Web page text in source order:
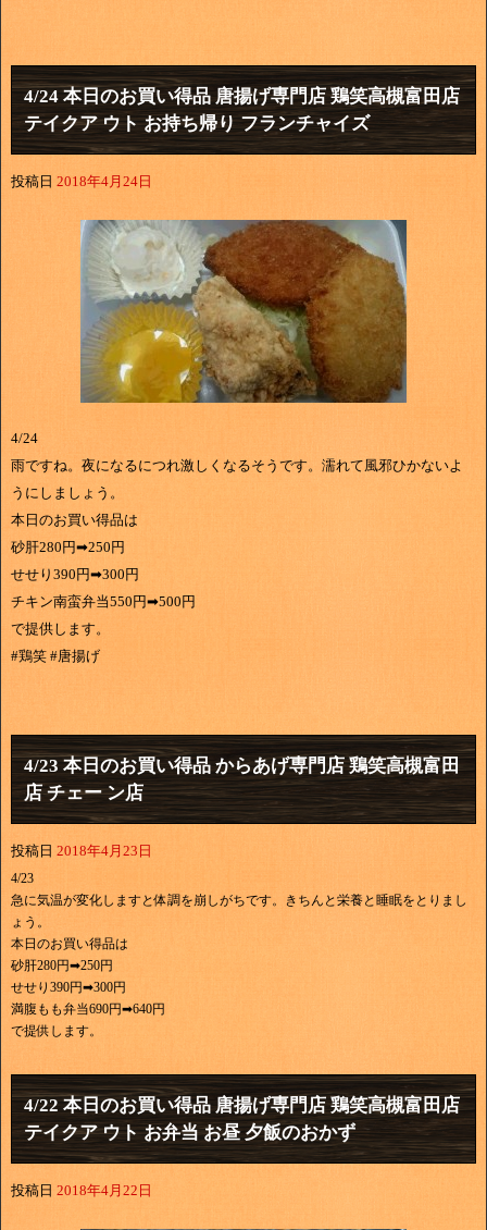
4/24 本日のお買い得品 唐揚げ専門店 鶏笑高槻富田店
テイクア ウト お持ち帰り フランチャイズ
投稿日 2018年4月24日
4/24
雨ですね。夜になるにつれ激しくなるそうです。濡れて風邪ひかないよ
うにしましょう。
本日のお買い得品は
砂肝280円➡250円
せせり390円➡300円
チキン南蛮弁当550円➡500円
で提供します。
#鶏笑 #唐揚げ
4/23 本日のお買い得品 からあげ専門店 鶏笑高槻富田
店 チェー ン店
投稿日 2018年4月23日
4/23
急に気温が変化しますと体調を崩しがちです。きちんと栄養と睡眠をとりまし
ょう。
本日のお買い得品は
砂肝280円➡250円
せせり390円➡300円
満腹もも弁当690円➡640円
で提供します。
4/22 本日のお買い得品 唐揚げ専門店 鶏笑高槻富田店
テイクア ウト お弁当 お昼 夕飯のおかず
投稿日 2018年4月22日